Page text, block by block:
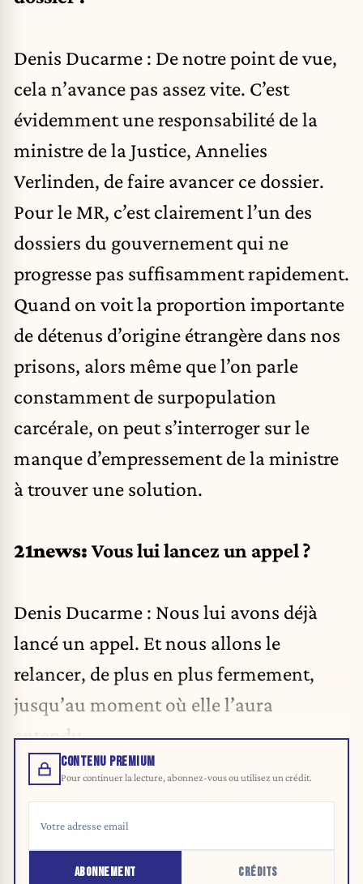
Denis Ducarme : De notre point de vue,
cela n’avance pas assez vite. C’est
évidemment une responsabilité de la
ministre de la Justice, Annelies
Verlinden, de faire avancer ce dossier.
Pour le MR, c’est clairement l’un des
dossiers du gouvernement qui ne
progresse pas suffisamment rapidement.
Quand on voit la proportion importante
de détenus d’origine étrangère dans nos
prisons, alors même que l’on parle
constamment de surpopulation
carcérale, on peut s’interroger sur le
manque d’empressement de la ministre
à trouver une solution.
21news: Vous lui lancez un appel ?
Denis Ducarme : Nous lui avons déjà
lancé un appel. Et nous allons le
relancer, de plus en plus fermement,
jusqu’au moment où elle l’aura
entendu.
CONTENU PREMIUM
Pour continuer la lecture, abonnez-vous ou utilisez un crédit.
ABONNEMENT CRÉDITS